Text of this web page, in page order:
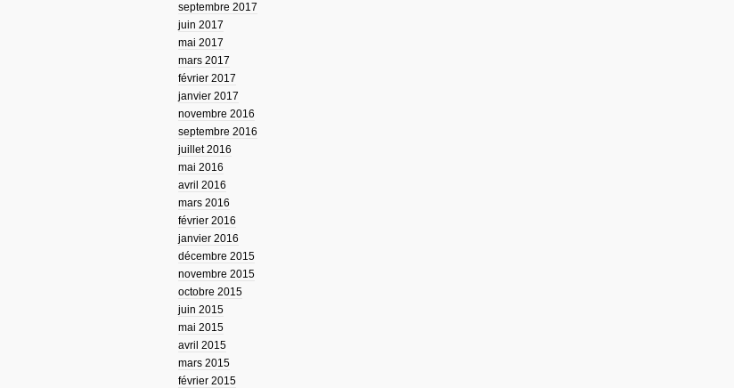
septembre 2017
juin 2017
mai 2017
mars 2017
février 2017
janvier 2017
novembre 2016
septembre 2016
juillet 2016
mai 2016
avril 2016
mars 2016
février 2016
janvier 2016
décembre 2015
novembre 2015
octobre 2015
juin 2015
mai 2015
avril 2015
mars 2015
février 2015